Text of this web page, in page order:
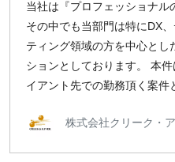
当社は『プロフェッショナル
その中でも当部門は特にDX
ティング領域の方を中心とし
ションとしております。 本
イアント先での勤務頂く案件
株式会社クリーク・